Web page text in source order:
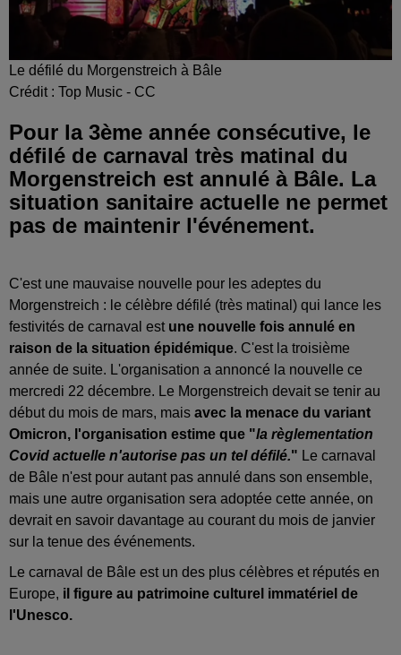
Le défilé du Morgenstreich à Bâle
Crédit : Top Music - CC
Pour la 3ème année consécutive, le
défilé de carnaval très matinal du
Morgenstreich est annulé à Bâle. La
situation sanitaire actuelle ne permet
pas de maintenir l'événement.
C'est une mauvaise nouvelle pour les adeptes du
Morgenstreich : le célèbre défilé (très matinal) qui lance les
festivités de carnaval est une nouvelle fois annulé en
raison de la situation épidémique. C'est la troisième
année de suite. L'organisation a annoncé la nouvelle ce
mercredi 22 décembre. Le Morgenstreich devait se tenir au
début du mois de mars, mais avec la menace du variant
Omicron, l'organisation estime que "la règlementation
Covid actuelle n'autorise pas un tel défilé." Le carnaval
de Bâle n'est pour autant pas annulé dans son ensemble,
mais une autre organisation sera adoptée cette année, on
devrait en savoir davantage au courant du mois de janvier
sur la tenue des événements.
Le carnaval de Bâle est un des plus célèbres et réputés en
Europe, il figure au patrimoine culturel immatériel de
l'Unesco.